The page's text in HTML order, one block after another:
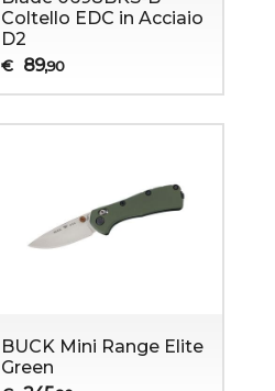
Coltello EDC in Acciaio
D2
€ 89,90
BUCK Mini Range Elite
Green